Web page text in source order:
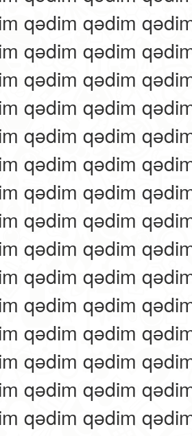
qədim qədim
qədim qədim
qədim qədim
qədim qədim
qədim qədim
qədim qədim
qədim qədim
qədim qədim
qədim qədim
qədim qədim
qədim qədim
qədim qədim
qədim qədim
qədim qədim
qədim qədim